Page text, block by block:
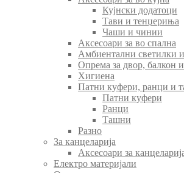
Кујнски додатоци
Тави и тенџериња
Чаши и чинии
Аксесоари за во спална
Амбиентални светилки
Опрема за двор, балкон
Хигиена
Патни куфери, ранци и
Патни куфери
Ранци
Ташни
Разно
За канцеларија
Аксесоари за
Електро материјали